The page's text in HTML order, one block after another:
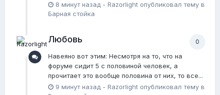
8 минут назад - Razorlight опубликовал тему в
Барная стойка
0
Любовь
Навеяно вот этим: Несмотря на то, что на
форуме сидит 5 с половиной человек, а
прочитает это вообще половина от них, то все...
9 минут назад - Razorlight опубликовал тему в